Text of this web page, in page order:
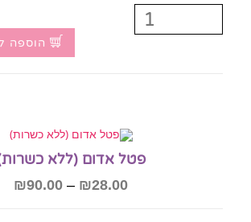
הוספה
פטל אדום (ללא
₪28.00
–
₪90.00